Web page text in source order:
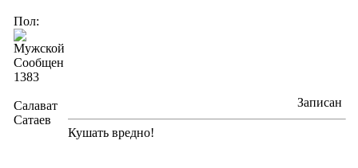
Пол:
Сообщений:
1383
Салават
Сатаев
Записан
Кушать вредно!